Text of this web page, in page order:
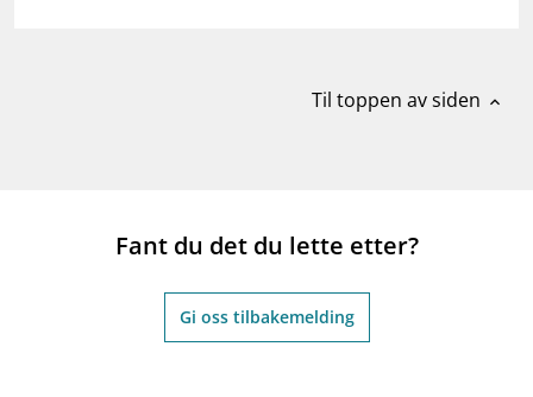
Til toppen av siden expand_less
Fant du det du lette etter?
Gi oss tilbakemelding